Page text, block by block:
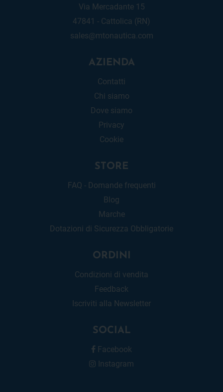
Via Mercadante 15
47841 - Cattolica (RN)
sales@mtonautica.com
AZIENDA
Contatti
Chi siamo
Dove siamo
Privacy
Cookie
STORE
FAQ - Domande frequenti
Blog
Marche
Dotazioni di Sicurezza Obbligatorie
ORDINI
Condizioni di vendita
Feedback
Iscriviti alla Newsletter
SOCIAL
Facebook
Instagram